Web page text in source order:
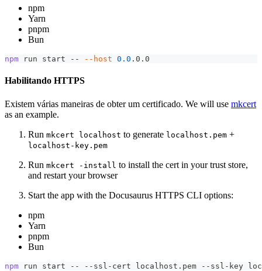
npm
Yarn
pnpm
Bun
npm run start -- --host 0.0 .0.0
Habilitando HTTPS
Existem várias maneiras de obter um certificado. We will use mkcert
as an example.
Run mkcert localhost to generate localhost.pem +
localhost-key.pem
Run mkcert -install to install the cert in your trust store,
and restart your browser
Start the app with the Docusaurus HTTPS CLI options:
npm
Yarn
pnpm
Bun
npm run start -- --ssl-cert localhost.pem --ssl-key